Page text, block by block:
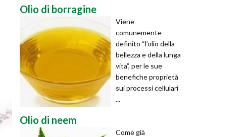
Olio di borragine
Viene
comunemente
definito “l’olio della
bellezza e della lunga
vita”, per le sue
benefiche proprietà
sui processi cellulari
...
Olio di neem
Come già